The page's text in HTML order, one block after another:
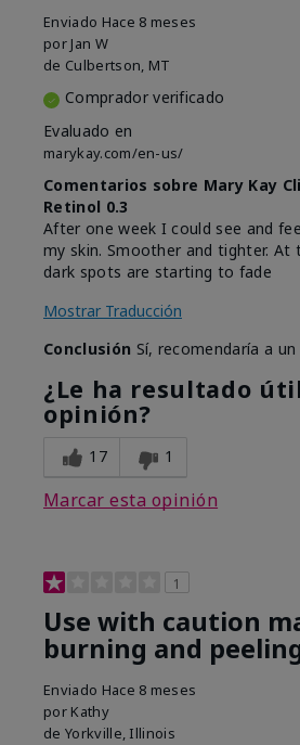
Enviado Hace 8 meses
por Jan W
de Culbertson, MT
Comprador verificado
Evaluado en
marykay.com/en-us/
Comentarios sobre Mary Kay
Retinol 0.3
After one week I could see and
my skin. Smoother and tighter. At
dark spots are starting to fade
Mostrar Traducción
Conclusión Sí, recomendaría a
¿Le ha resultado
opinión?
17 1
Marcar esta opinión
1
Use with caution
burning and
Enviado Hace 8 meses
por Kathy
de Yorkville, Illinois